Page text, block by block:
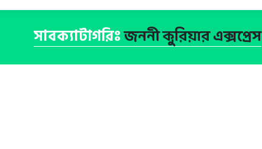
সাবক্যাটাগরিঃজননী কুরিয়ার এক্সপ্রেস